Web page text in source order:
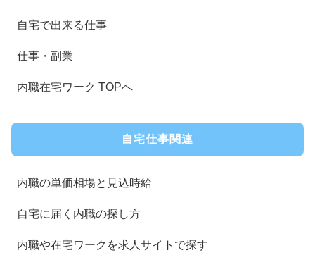
自宅で出来る仕事
仕事・副業
内職在宅ワーク TOPへ
自宅仕事関連
内職の単価相場と見込時給
自宅に届く内職の探し方
内職や在宅ワークを求人サイトで探す